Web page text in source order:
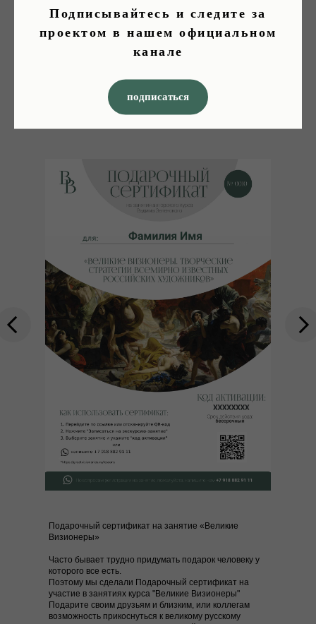
Подписывайтесь и следите за
проектом в нашем официальном
канале
подписаться
Подарочный сертификат на занятие «Великие
Визионеры»
Часто бывает трудно придумать подарок человеку у
которого все есть.
Поэтому мы сделали Подарочный сертификат на
участие в занятиях курса "Великие Визионеры"
Подарите своим друзьям и близким, или коллегам
возможность прикоснуться к великому русскому